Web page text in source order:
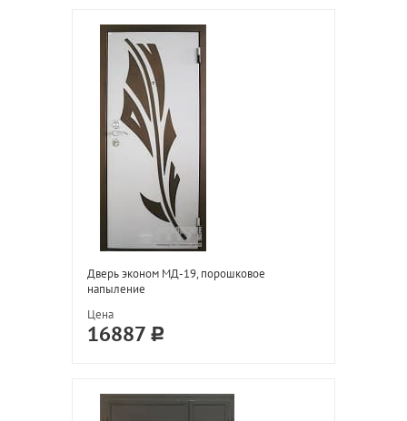
Дверь эконом МД-19, порошковое
напыление
Цена
16887